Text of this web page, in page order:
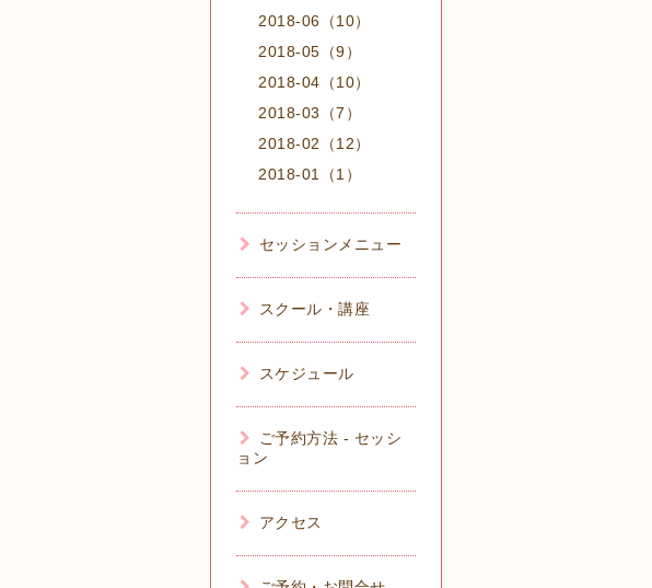
2018-06（10）
2018-05（9）
2018-04（10）
2018-03（7）
2018-02（12）
2018-01（1）
セッションメニュー
スクール・講座
スケジュール
ご予約方法 - セッシ
ョン
アクセス